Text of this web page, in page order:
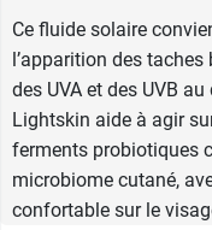
Krème SPF 50
laisse un fini
plus est, son
une fragrance
Caractéristiques
Haute
Ce fluide solaire
l’apparition des
des UVA et des UVB
Lightskin aide à agir
ferments probiotiques
microbiome cutané,
confortable sur le